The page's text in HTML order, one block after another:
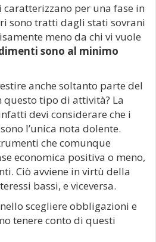
per una fase in
sono tratti dagli stati sovrani
meno da chi vi vuole
sono al minimo
anche soltanto parte del
tipo di attività? La
devi considerare che i
l’unica nota dolente.
che comunque
economica positiva o meno,
Ciò avviene in virtù della
bassi, e viceversa.
scegliere obbligazioni e
tenere conto di questi